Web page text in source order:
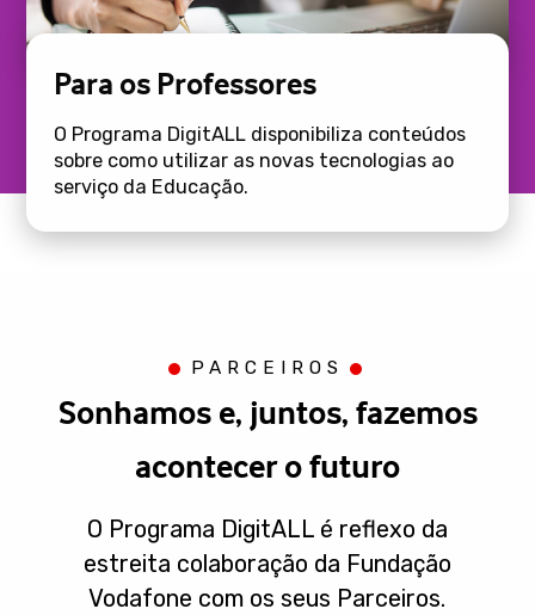
Para os Professores
O Programa DigitALL disponibiliza conteúdos
sobre como utilizar as novas tecnologias ao
serviço da Educação.
PARCEIROS
Sonhamos e, juntos, fazemos
acontecer o futuro
O Programa DigitALL é reflexo da
estreita colaboração da Fundação
Vodafone com os seus Parceiros.